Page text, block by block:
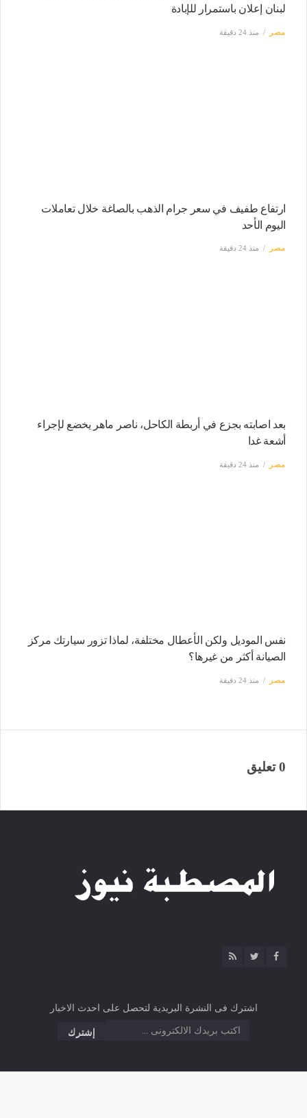
لبنان إعلان باستمرار للإبادة
مصر منذ 24 دقيقة
ارتفاع طفيف في سعر جرام الذهب بالصاغة خلال تعاملات
اليوم الأحد
مصر منذ 24 دقيقة
بعد اصابته بجزع في أربطة الكاحل، ناصر ماهر يخضع لإجراء
أشعة غدا
مصر منذ 24 دقيقة
نفس الموديل ولكن الأعطال مختلفة، لماذا تزور سيارتك مركز
الصيانة أكثر من غيرها؟
مصر منذ 24 دقيقة
0 تعليق
اشترك فى النشرة البريدية لتحصل على احدث الاخبار